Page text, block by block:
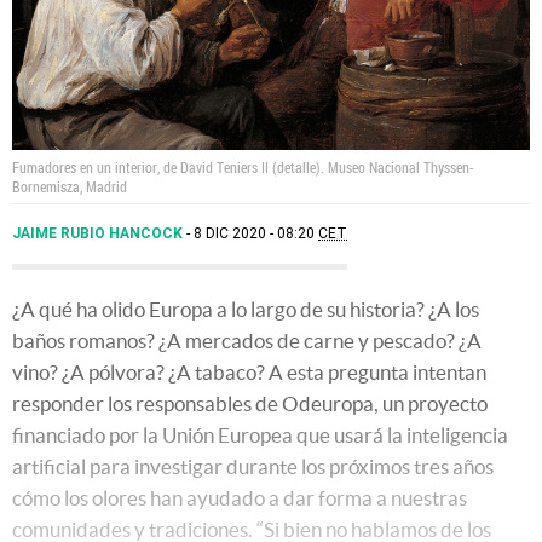
Fumadores en un interior, de David Teniers II (detalle). Museo Nacional Thyssen-
Bornemisza, Madrid
JAIME RUBIO HANCOCK 8 DIC 2020 - 08:20 CET
¿A qué ha olido Europa a lo largo de su historia? ¿A los
baños romanos? ¿A mercados de carne y pescado? ¿A
vino? ¿A pólvora? ¿A tabaco? A esta pregunta intentan
responder los responsables de Odeuropa, un proyecto
financiado por la Unión Europea que usará la inteligencia
artificial para investigar durante los próximos tres años
cómo los olores han ayudado a dar forma a nuestras
comunidades y tradiciones. “Si bien no hablamos de los